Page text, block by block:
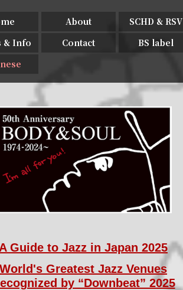
About SCHD & RSV
& Info
Contact BS label
A Guide to Jazz in Japan 2025
World's Greatest Jazz Venues
by “Downbeat” 2025